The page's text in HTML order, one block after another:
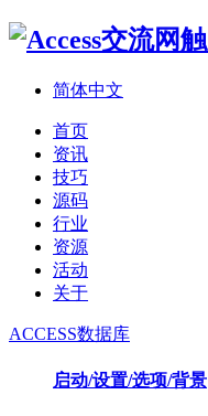
简体中文
首页
资讯
技巧
源码
行业
资源
活动
关于
ACCESS数据库
启动/设置/选项/背景